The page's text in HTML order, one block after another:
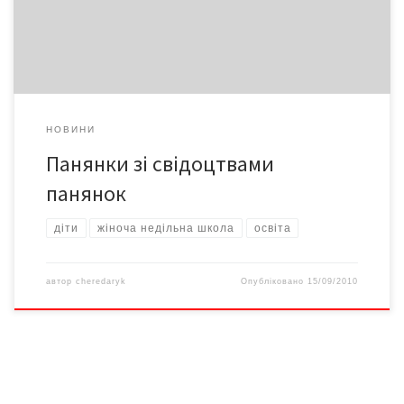
НОВИНИ
Панянки зі свідоцтвами
панянок
діти жіноча недільна школа освіта
автор cheredaryk Опубліковано 15/09/2010